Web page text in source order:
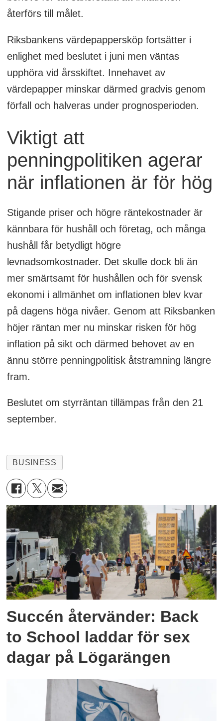
återförs till målet.
Riksbankens värdepappersköp fortsätter i
enlighet med beslutet i juni men väntas
upphöra vid årsskiftet. Innehavet av
värdepapper minskar därmed gradvis genom
förfall och halveras under prognosperioden.
Viktigt att
penningpolitiken agerar
när inflationen är för hög
Stigande priser och högre räntekostnader är
kännbara för hushåll och företag, och många
hushåll får betydligt högre
levnadsomkostnader. Det skulle dock bli än
mer smärtsamt för hushållen och för svensk
ekonomi i allmänhet om inflationen blev kvar
på dagens höga nivåer. Genom att Riksbanken
höjer räntan mer nu minskar risken för hög
inflation på sikt och därmed behovet av en
ännu större penningpolitisk åtstramning längre
fram.
Beslutet om styrräntan tillämpas från den 21
september.
BUSINESS
Succén återvänder: Back
to School laddar för sex
dagar på Lögarängen